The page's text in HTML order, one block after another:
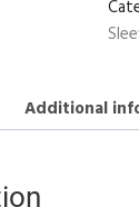
Additional